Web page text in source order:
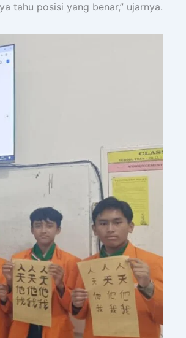
tahu posisi yang benar,” ujarnya.